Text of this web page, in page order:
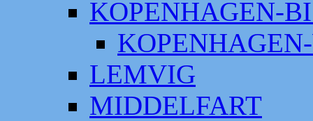
KOPENHAGEN-
LEMVIG
MIDDELFART